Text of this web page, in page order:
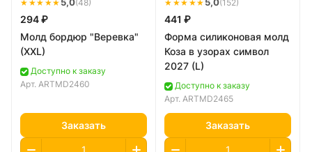
★★★★★ 5,0(48)
294 ₽
Молд бордюр "Веревка"
(XXL)
Доступно к заказу
Арт. ARTMD2460
Заказать
★★★★★ 5,0(152)
441 ₽
Форма силиконовая молд
Коза в узорах символ
2027 (L)
Доступно к заказу
Арт. ARTMD2465
Заказать